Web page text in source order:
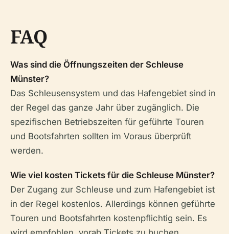
FAQ
Was sind die Öffnungszeiten der Schleuse
Münster?
Das Schleusensystem und das Hafengebiet sind in
der Regel das ganze Jahr über zugänglich. Die
spezifischen Betriebszeiten für geführte Touren
und Bootsfahrten sollten im Voraus überprüft
werden.
Wie viel kosten Tickets für die Schleuse Münster?
Der Zugang zur Schleuse und zum Hafengebiet ist
in der Regel kostenlos. Allerdings können geführte
Touren und Bootsfahrten kostenpflichtig sein. Es